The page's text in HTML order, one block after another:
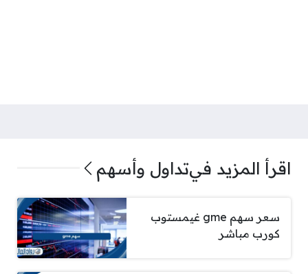
اقرأ المزيد فيتداول وأسهم
سعر سهم gme غيمستوب
كورب مباشر